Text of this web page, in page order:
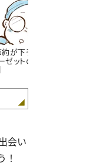
約が下手な人」のク
ゼットの特徴【まん
会い
！